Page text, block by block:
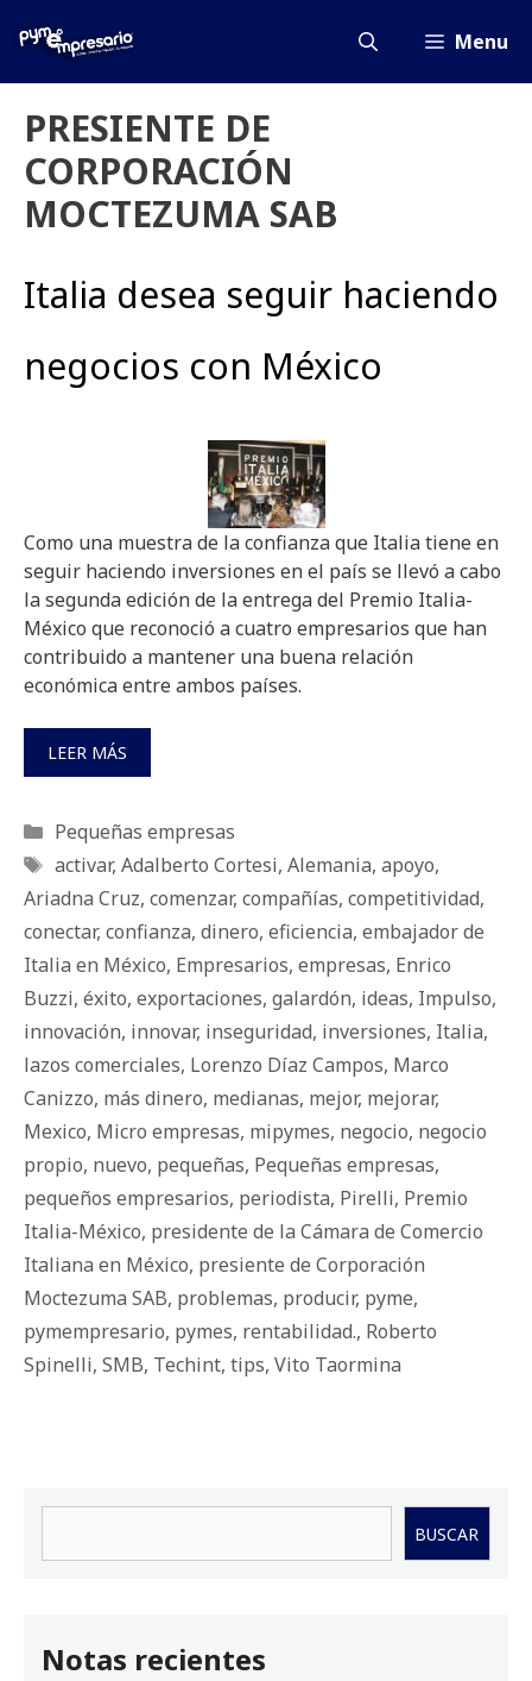
Menu
PRESIENTE DE
CORPORACIÓN
MOCTEZUMA SAB
Italia desea seguir haciendo
negocios con México
Como una muestra de la confianza que Italia tiene en
seguir haciendo inversiones en el país se llevó a cabo
la segunda edición de la entrega del Premio Italia-
México que reconoció a cuatro empresarios que han
contribuido a mantener una buena relación
económica entre ambos países.
LEER MÁS
Categorías
Pequeñas empresas
Etiquetas
activar, Adalberto Cortesi, Alemania, apoyo,
Ariadna Cruz, comenzar, compañías, competitividad,
conectar, confianza, dinero, eficiencia, embajador de
Italia en México, Empresarios, empresas, Enrico
Buzzi, éxito, exportaciones, galardón, ideas, Impulso,
innovación, innovar, inseguridad, inversiones, Italia,
lazos comerciales, Lorenzo Díaz Campos, Marco
Canizzo, más dinero, medianas, mejor, mejorar,
Mexico, Micro empresas, mipymes, negocio, negocio
propio, nuevo, pequeñas, Pequeñas empresas,
pequeños empresarios, periodista, Pirelli, Premio
Italia-México, presidente de la Cámara de Comercio
Italiana en México, presiente de Corporación
Moctezuma SAB, problemas, producir, pyme,
pymempresario, pymes, rentabilidad., Roberto
Spinelli, SMB, Techint, tips, Vito Taormina
BUSCAR
Notas recientes